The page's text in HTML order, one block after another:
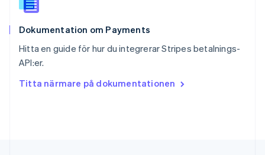
Dokumentation om Payments
Hitta en guide för hur du integrerar Stripes betalnings-
API:er.
Titta närmare på dokumentationen
Storbritannien
Sverige
Thailand
ไทย
English